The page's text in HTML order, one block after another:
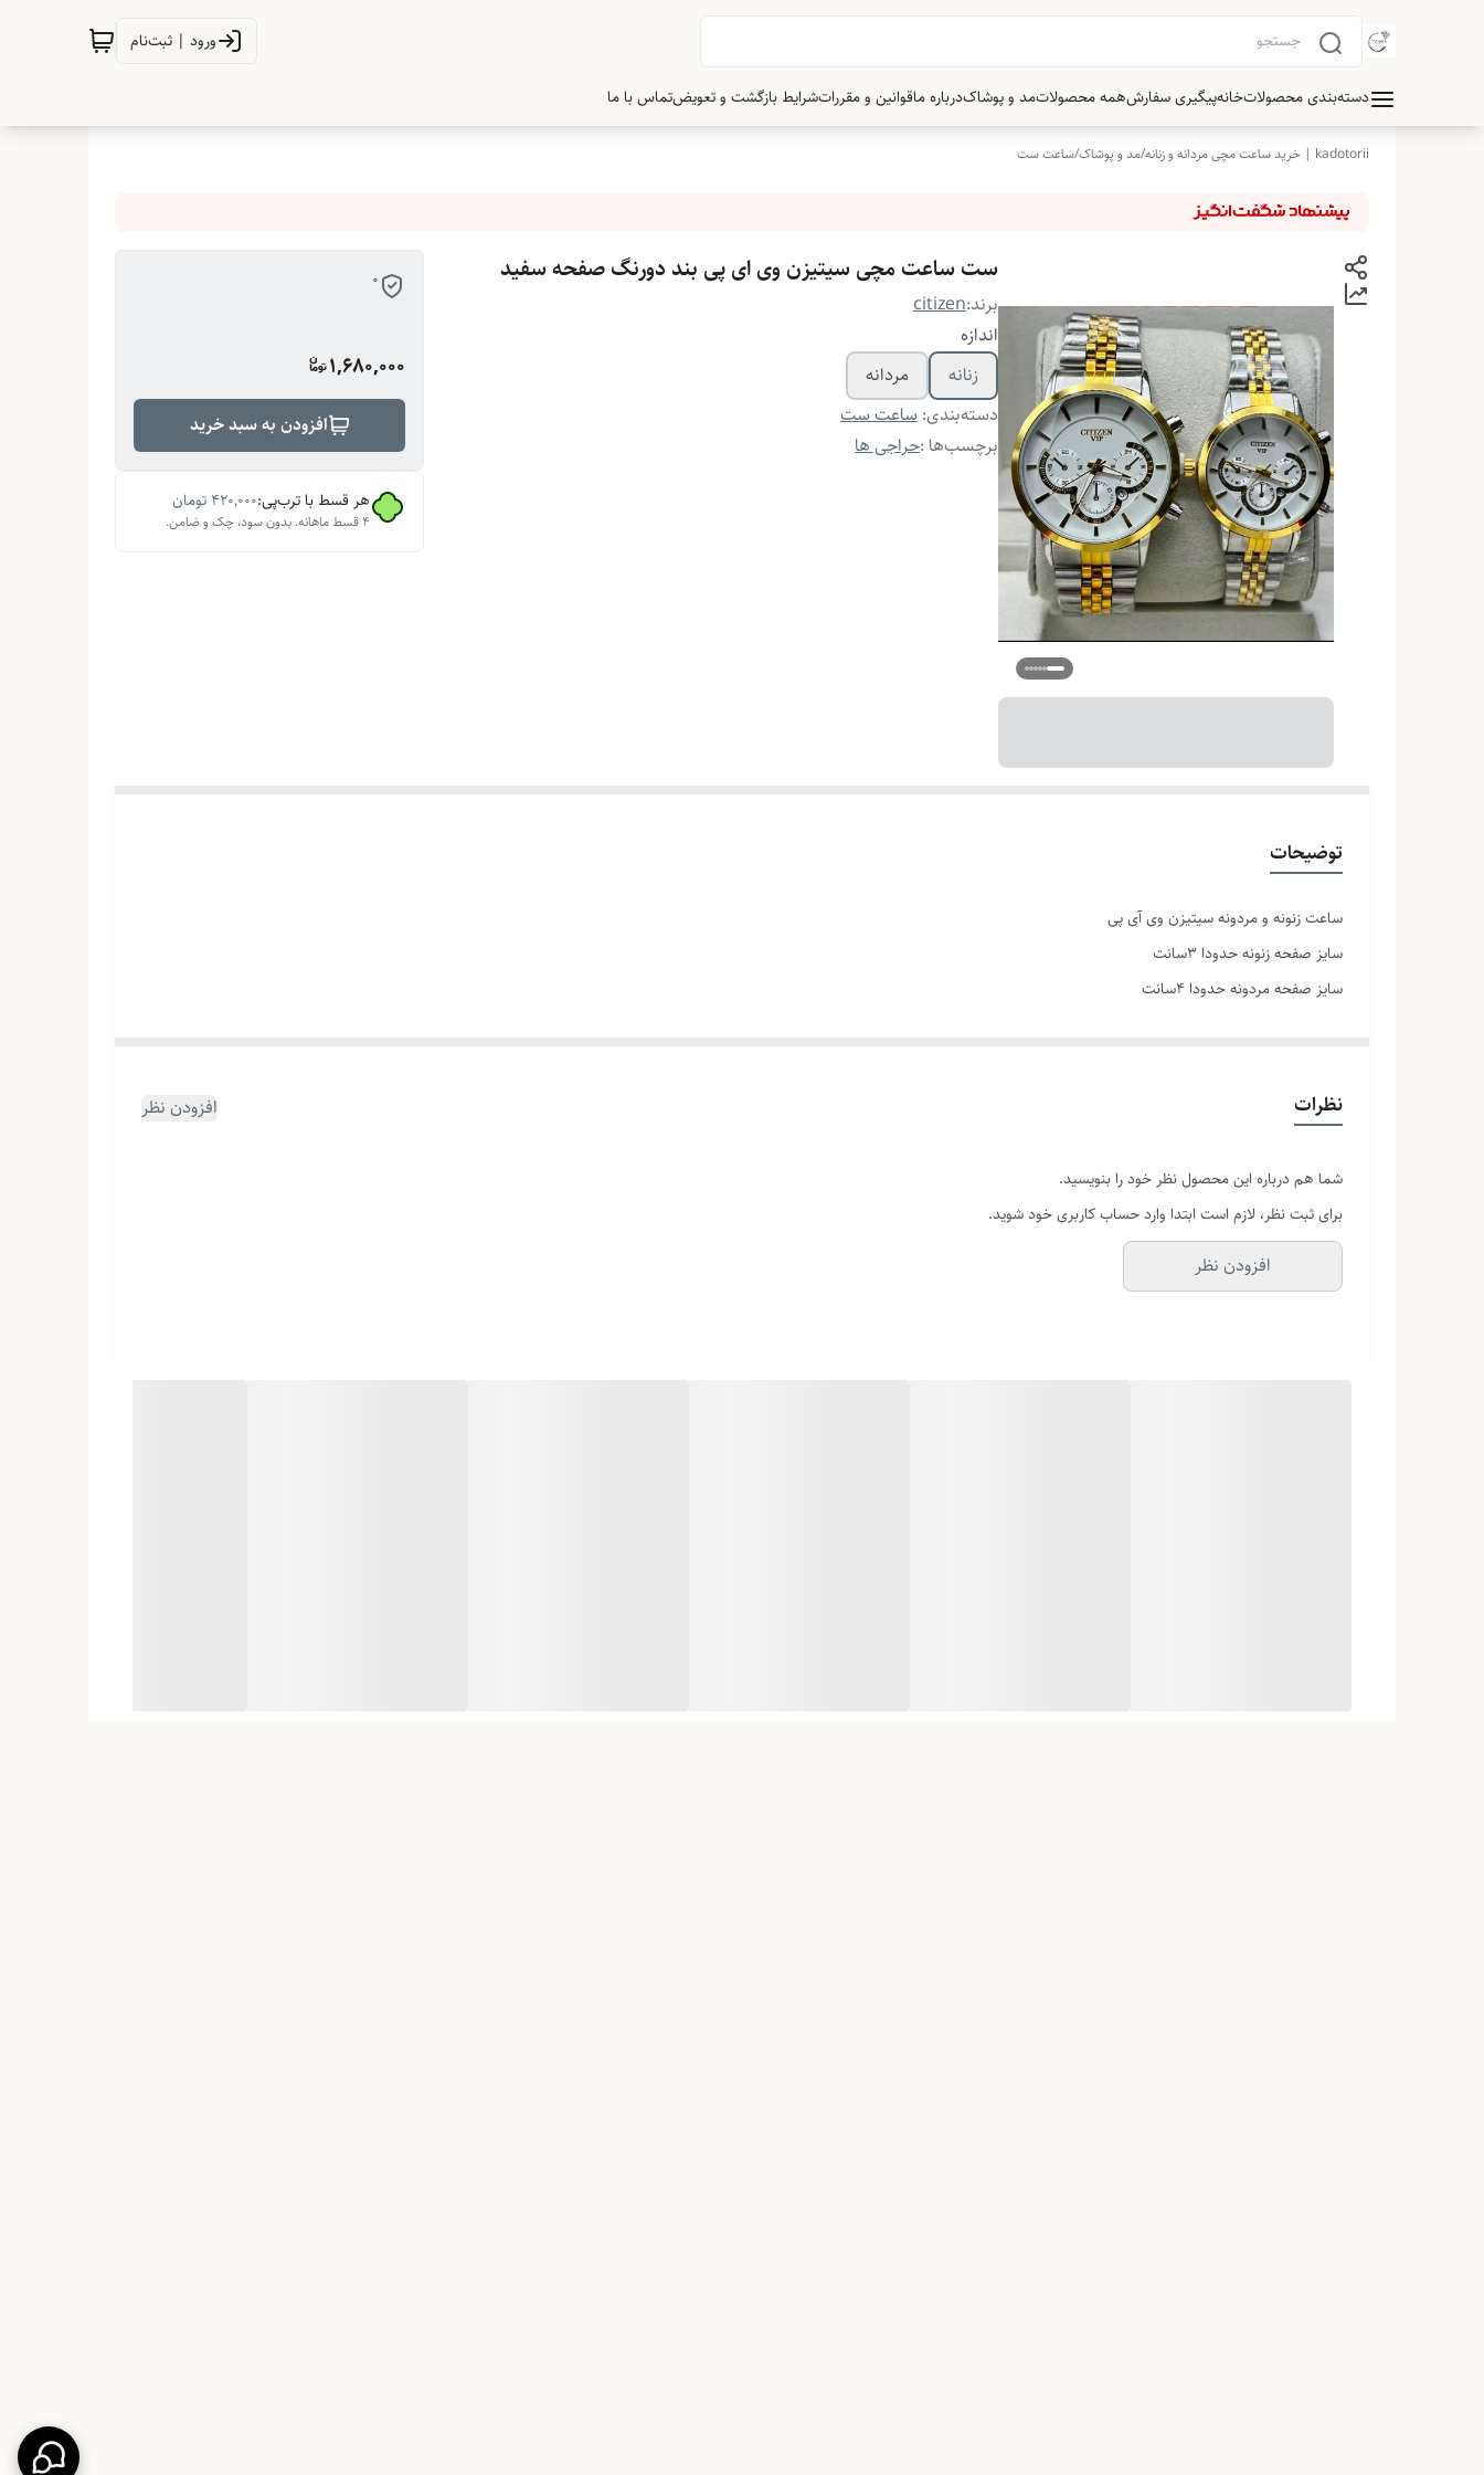
ورود | ثبت‌نام
دسته‌بندی محصولاتخانهپیگیری سفارشهمه محصولاتمد و پوشاکدرباره ماقوانین و مقرراتشرایط بازگشت و تعویضتماس با ما
kadotorii | خرید ساعت مچی مردانه و زنانه /مد و پوشاک/ساعت ست
ست ساعت مچی سیتیزن وی ای پی بند دورنگ صفحه سفید
برند:citizen
اندازه
زنانه
مردانه
دسته‌بندی: ساعت ست
برچسب‌ها :حراجی ها
0
1,680,000
افزودن به سبد خرید
هر قسط با ترب‌پی:۴۲۰٬۰۰۰ تومان
۴ قسط ماهانه. بدون سود، چک و ضامن.
توضیحات
ساعت زنونه و مردونه سیتیزن وی آی پی
سایز صفحه زنونه حدودا 3سانت
سایز صفحه مردونه حدودا 4سانت
قفل کلیپسی
نظرات افزودن نظر
شما هم درباره این محصول نظر خود را بنویسید.
برای ثبت نظر، لازم است ابتدا وارد حساب کاربری خود شوید.
افزودن نظر